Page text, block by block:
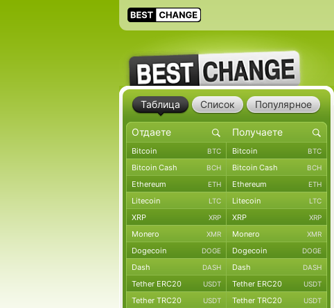
Таблица Список Популярное
Bitcoin BTC Bitcoin BTC
Bitcoin Cash BCH Bitcoin Cash BCH
Ethereum ETH Ethereum ETH
Litecoin LTC Litecoin LTC
XRP XRP XRP XRP
Monero XMR Monero XMR
Dogecoin DOGE Dogecoin DOGE
Dash DASH Dash DASH
Tether ERC20 USDT Tether ERC20 USDT
Tether TRC20 USDT Tether TRC20 USDT